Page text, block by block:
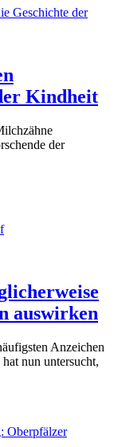
Kindheit
der
auswirken
Anzeichen
nun untersucht,